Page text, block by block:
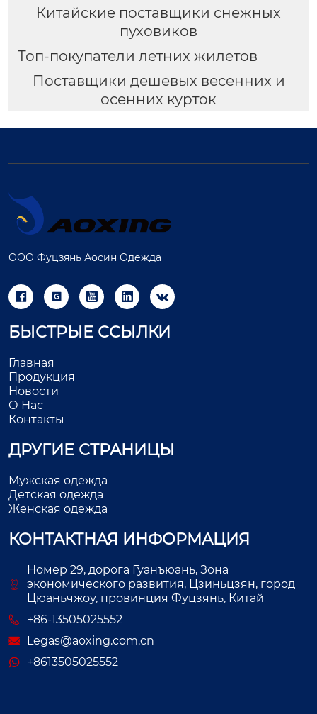
Китайские поставщики снежных
пуховиков
Топ-покупатели летних жилетов
Поставщики дешевых весенних и
осенних курток
ООО Фуцзянь Аосин Одежда
    
БЫСТРЫЕ ССЫЛКИ
Главная
Продукция
Новости
О Нас
Контакты
ДРУГИЕ СТРАНИЦЫ
Мужская одежда
Детская одежда
Женская одежда
КОНТАКТНАЯ ИНФОРМАЦИЯ
Номер 29, дорога Гуанъюань, Зона
экономического развития, Цзиньцзян, город
Цюаньчжоу, провинция Фуцзянь, Китай
+86-13505025552
Legas@aoxing.com.cn
+8613505025552